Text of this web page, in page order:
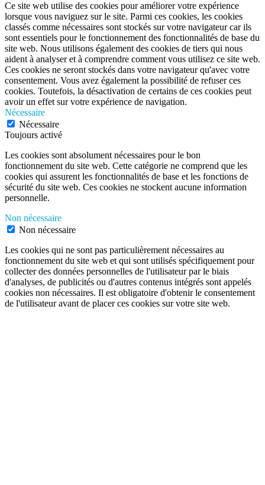
Ce site web utilise des cookies pour améliorer votre expérience
lorsque vous naviguez sur le site. Parmi ces cookies, les cookies
classés comme nécessaires sont stockés sur votre navigateur car ils
sont essentiels pour le fonctionnement des fonctionnalités de base du
site web. Nous utilisons également des cookies de tiers qui nous
aident à analyser et à comprendre comment vous utilisez ce site web.
Ces cookies ne seront stockés dans votre navigateur qu'avec votre
consentement. Vous avez également la possibilité de refuser ces
cookies. Toutefois, la désactivation de certains de ces cookies peut
avoir un effet sur votre expérience de navigation.
Nécessaire
Nécessaire
Toujours activé
Les cookies sont absolument nécessaires pour le bon
fonctionnement du site web. Cette catégorie ne comprend que les
cookies qui assurent les fonctionnalités de base et les fonctions de
sécurité du site web. Ces cookies ne stockent aucune information
personnelle.
Non nécessaire
Non nécessaire
Les cookies qui ne sont pas particulièrement nécessaires au
fonctionnement du site web et qui sont utilisés spécifiquement pour
collecter des données personnelles de l'utilisateur par le biais
d'analyses, de publicités ou d'autres contenus intégrés sont appelés
cookies non nécessaires. Il est obligatoire d'obtenir le consentement
de l'utilisateur avant de placer ces cookies sur votre site web.